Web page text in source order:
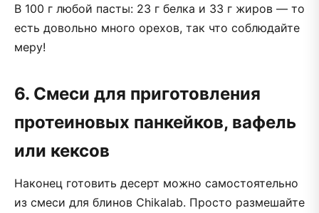
В 100 г любой пасты: 23 г белка и 33 г жиров — то
есть довольно много орехов, так что соблюдайте
меру!
6. Смеси для приготовления
протеиновых панкейков, вафель
или кексов
Наконец готовить десерт можно самостоятельно
из смеси для блинов Chikalab. Просто размешайте